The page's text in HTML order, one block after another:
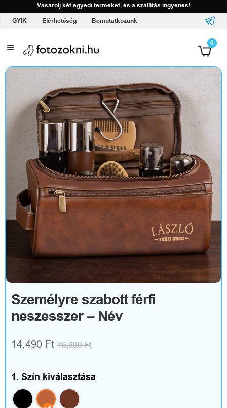
Vásárolj két egyedi terméket, és a szállítás ingyenes!
GYIK
Elérhetőség Bemutatkozunk
0
A
l
g
ó
d
d
a
l
u
á
z
a
é
s
Személyre szabott férfi
neszesszer – Név
14,490 Ft 16,990Ft
1. Szín kiválasztása